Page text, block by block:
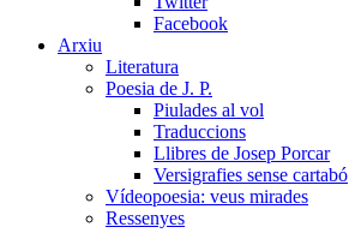
Facebook
Arxiu
Literatura
Poesia de J. P.
Piulades al vol
Traduccions
Llibres de Josep Porcar
Versigrafies sense cartabó
Vídeopoesia: veus mirades
Ressenyes